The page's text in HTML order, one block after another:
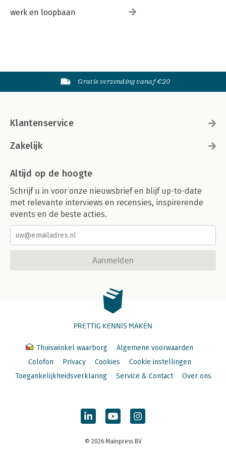
werk en loopbaan
Gratis verzending vanaf €20
Klantenservice
Zakelijk
Altijd op de hoogte
Schrijf u in voor onze nieuwsbrief en blijf up-to-date
met relevante interviews en recensies, inspirerende
events en de beste acties.
Aanmelden
PRETTIG KENNIS MAKEN
Thuiswinkel waarborg
Algemene voorwaarden
Colofon
Privacy Cookies
Cookie instellingen
Toegankelijkheidsverklaring
Service & Contact Over ons
© 2026 Mainpress BV